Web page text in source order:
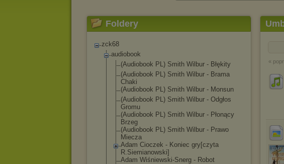
Foldery
zck68
audiobook
(Audiobook PL) Smith Wilbur - Błękity
(Audiobook PL) Smith Wilbur - Brama
Chaki
(Audiobook PL) Smith Wilbur - Monsun
(Audiobook PL) Smith Wilbur - Odgłos
Gromu
(Audiobook PL) Smith Wilbur - Płonący
Brzeg
(Audiobook PL) Smith Wilbur - Prawo
Miecza
Adam Cioczek - Koniec gry[czyta
R.Siemianowski]
Adam Wiśniewski-Snerg - Robot
«